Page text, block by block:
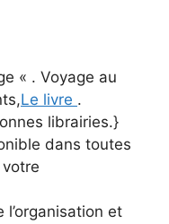
« . Voyage au
Le livre .
librairies.}
dans toutes
l’organisation et